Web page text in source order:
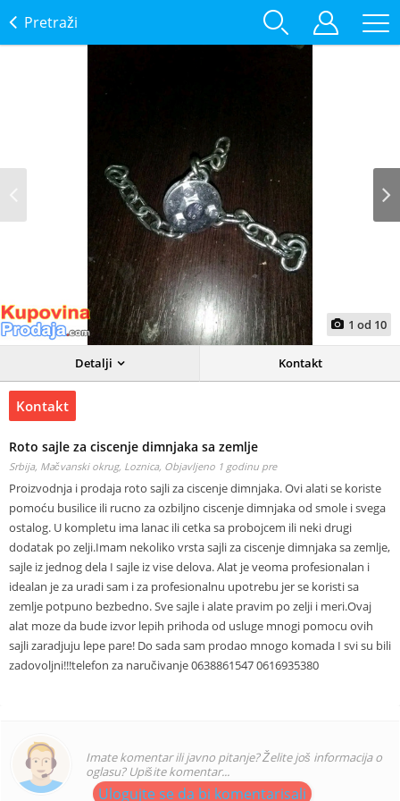
Pretraži
1 od 10
Detalji Kontakt
Kontakt
Roto sajle za ciscenje dimnjaka sa zemlje
Srbija, Mačvanski okrug, Loznica, Objavljeno 1 godinu pre
Proizvodnja i prodaja roto sajli za ciscenje dimnjaka. Ovi alati se koriste
pomoću busilice ili rucno za ozbiljno ciscenje dimnjaka od smole i svega
ostalog. U kompletu ima lanac ili cetka sa probojcem ili neki drugi
dodatak po zelji.Imam nekoliko vrsta sajli za ciscenje dimnjaka sa zemlje,
sajle iz jednog dela I sajle iz vise delova. Alat je veoma profesionalan i
idealan je za uradi sam i za profesionalnu upotrebu jer se koristi sa
zemlje potpuno bezbedno. Sve sajle i alate pravim po zelji i meri.Ovaj
alat moze da bude izvor lepih prihoda od usluge mnogi pomocu ovih
sajli zaradjuju lepe pare! Do sada sam prodao mnogo komada I svi su bili
zadovoljni!!!telefon za naručivanje 0638861547 0616935380
Imate komentar ili javno pitanje? Želite još informacija o
oglasu? Upišite komentar...
Ulogujte se da bi komentarisali